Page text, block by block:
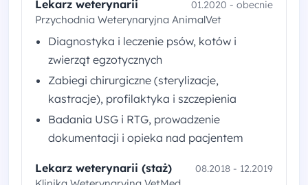
Lekarz weterynarii 01.2020 - obecnie
Przychodnia Weterynaryjna AnimalVet
Diagnostyka i leczenie psów, kotów i
zwierząt egzotycznych
Zabiegi chirurgiczne (sterylizacje,
kastracje), profilaktyka i szczepienia
Badania USG i RTG, prowadzenie
dokumentacji i opieka nad pacjentem
Lekarz weterynarii (staż) 08.2018 - 12.2019